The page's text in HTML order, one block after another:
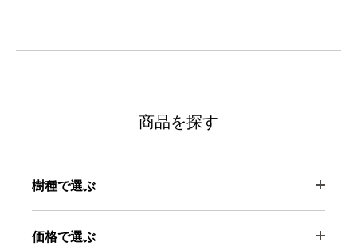
商品を探す
樹種で選ぶ
価格で選ぶ